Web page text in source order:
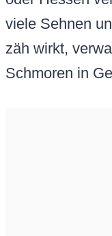
viele Sehnen
zäh wirkt,
Schmoren in